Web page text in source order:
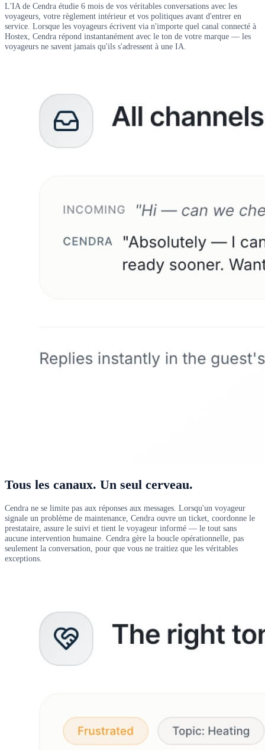
L'IA de Cendra étudie 6 mois de vos véritables conversations avec les
voyageurs, votre règlement intérieur et vos politiques avant d'entrer en
service. Lorsque les voyageurs écrivent via n'importe quel canal connecté à
Hostex, Cendra répond instantanément avec le ton de votre marque — les
voyageurs ne savent jamais qu'ils s'adressent à une IA.
Tous les canaux. Un seul cerveau.
Cendra ne se limite pas aux réponses aux messages. Lorsqu'un voyageur
signale un problème de maintenance, Cendra ouvre un ticket, coordonne le
prestataire, assure le suivi et tient le voyageur informé — le tout sans
aucune intervention humaine. Cendra gère la boucle opérationnelle, pas
seulement la conversation, pour que vous ne traitiez que les véritables
exceptions.